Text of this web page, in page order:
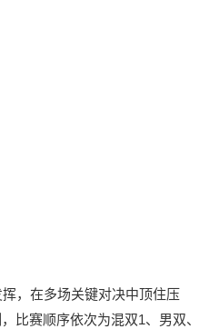
，在多场关键对决中顶住压
比赛顺序依次为混双1、男双、